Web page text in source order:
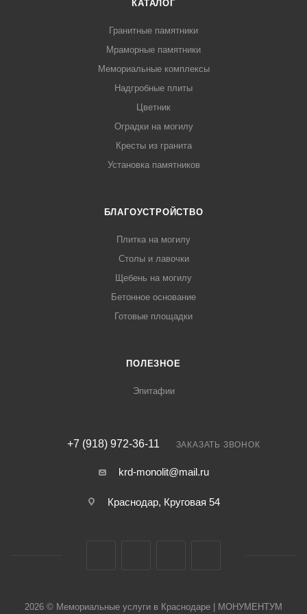
КАТАЛОГ
Гранитные памятники
Мраморные памятники
Мемориальные комплексы
Надгробные плиты
Цветник
Оградки на могилу
Кресты из гранита
Установка памятников
БЛАГОУСТРОЙСТВО
Плитка на могилу
Столы и лавочки
Щебень на могилу
Бетонное основание
Готовые площадки
ПОЛЕЗНОЕ
Эпитафии
+7 (918) 972-36-11 ЗАКАЗАТЬ ЗВОНОК
krd-monolit@mail.ru
Краснодар, Круговая 54
2026 © Мемориальные услуги в Краснодаре | МОНУМЕНТУМ